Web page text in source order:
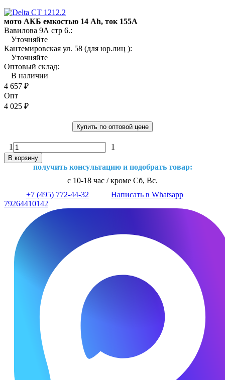
мото АКБ емкостью 14 Ah, ток 155А
Вавилова 9А стр 6.:
Уточняйте
Кантемировская ул. 58 (для юр.лиц ):
Уточняйте
Оптовый склад:
В наличии
4 657 ₽
Опт
4 025 ₽
Купить по оптовой цене
1 1
В корзину
получить консультацию и подобрать товар:
с 10-18 час / кроме Сб, Вс.
+7 (495) 772-44-32
Написать в Whatsapp
79264410142